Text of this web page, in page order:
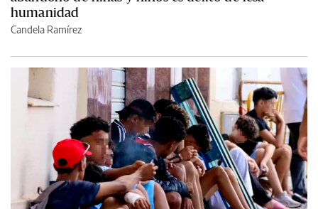
humanidad
Candela Ramírez